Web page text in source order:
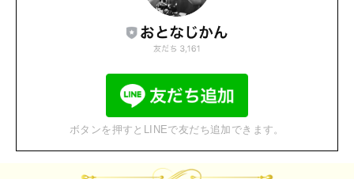
ボタンを押すとLINEで友だち追加できます。